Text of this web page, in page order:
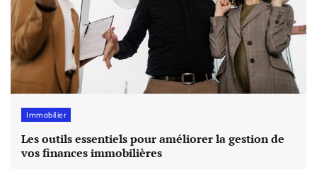
Immobilier
Les outils essentiels pour améliorer la gestion de
vos finances immobilières